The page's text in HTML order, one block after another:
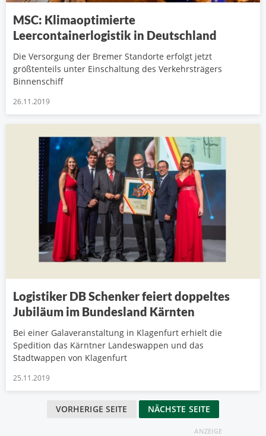
MSC: Klimaoptimierte
Leercontainerlogistik in Deutschland
Die Versorgung der Bremer Standorte erfolgt jetzt
größtenteils unter Einschaltung des Verkehrsträgers
Binnenschiff
26.11.2019
Logistiker DB Schenker feiert doppeltes
Jubiläum im Bundesland Kärnten
Bei einer Galaveranstaltung in Klagenfurt erhielt die
Spedition das Kärntner Landeswappen und das
Stadtwappen von Klagenfurt
25.11.2019
VORHERIGE SEITE NÄCHSTE SEITE
ANZEIGE